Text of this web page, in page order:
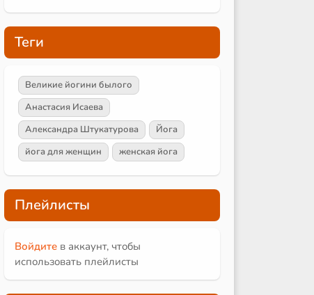
Теги
Великие йогини былого
Анастасия Исаева
Александра Штукатурова
Йога
йога для женщин
женская йога
Плейлисты
Войдите в аккаунт, чтобы
использовать плейлисты